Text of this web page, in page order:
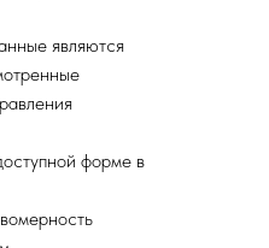
являются
форме в